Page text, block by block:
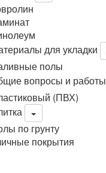
для укладки
полы
вопросы и работы
(ПВХ)
по грунту
покрытия